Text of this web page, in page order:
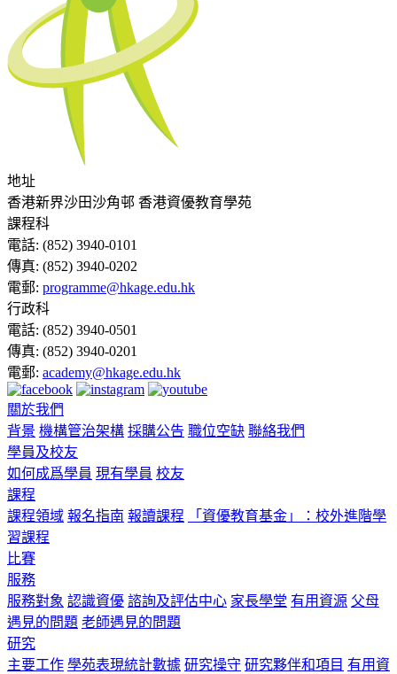
地址
香港新界沙田沙角邨 香港資優教育學苑
課程科
電話: (852) 3940-0101
傳真: (852) 3940-0202
電郵: programme@hkage.edu.hk
行政科
電話: (852) 3940-0501
傳真: (852) 3940-0201
電郵: academy@hkage.edu.hk
關於我們
背景 機構管治架構 採購公告 職位空缺 聯絡我們
學員及校友
如何成爲學員 現有學員 校友
課程
課程領域 報名指南 報讀課程
「資優教育基金」：校外進階學
習課程
比賽
服務
服務對象 認識資優 諮詢及評估中心 家長學堂 有用資源 父母
遇見的問題 老師遇見的問題
研究
主要工作 學苑表現統計數據 研究操守 研究夥伴和項目 有用資